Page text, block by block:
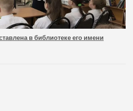
в библиотеке его имени